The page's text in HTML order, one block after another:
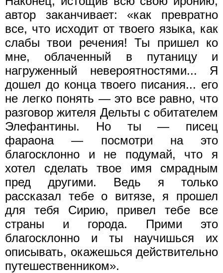
автор заканчивает: «как превратно
все, что исходит от твоего языка, как
слабы твои речения! Ты пришел ко
мне, облаченный в путаницу и
нагруженный невероятностями... Я
дошел до конца твоего писания... его
не легко понять — это все равно, что
разговор жителя Дельты с обитателем
Элефантины. Но ты — писец
фараона — посмотри на это
благосклонно и не подумай, что я
хотел сделать твое имя смрадным
пред другими. Ведь я только
рассказал тебе о витязе, я прошел
для тебя Сирию, привел тебе все
страны и города. Прими это
благосклонно и ты научишься их
описывать, окажешься действительно
путешественником».